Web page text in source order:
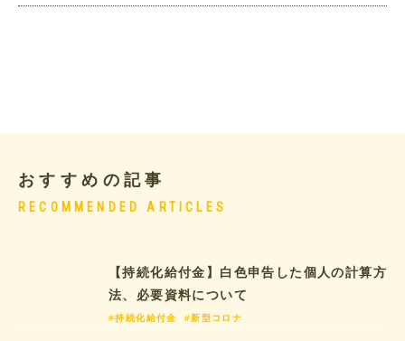
おすすめの記事
RECOMMENDED ARTICLES
【持続化給付金】白色申告した個人の計算方
法、必要資料について
#持続化給付金 #新型コロナ